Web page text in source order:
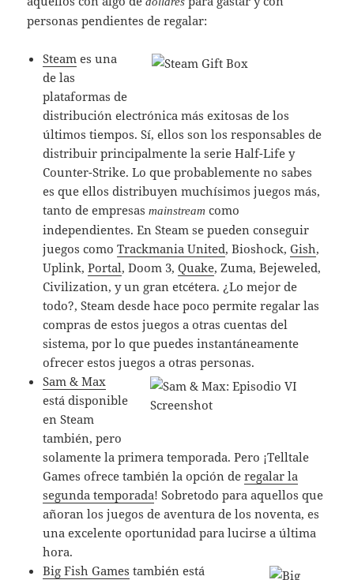
personas pendientes de regalar:
Steam es una
de las
plataformas de
distribución electrónica más exitosas de los
últimos tiempos. Sí, ellos son los responsables de
distribuir principalmente la serie Half-Life y
Counter-Strike. Lo que probablemente no sabes
es que ellos distribuyen muchísimos juegos más,
tanto de empresasmainstream como
independientes. En Steam se pueden conseguir
juegos comoTrackmania United, Bioshock,Gish,
Uplink,Portal, Doom 3,Quake, Zuma, Bejeweled,
Civilization, y un gran etcétera. ¿Lo mejor de
todo?, Steam desde hace poco permite regalar las
compras de estos juegos a otras cuentas del
sistema, por lo que puedes instantáneamente
ofrecer estos juegos a otras personas.
Sam & Max
está disponible
en Steam
también, pero
solamente la primera temporada. Pero ¡Telltale
Games ofrece también la opción deregalar la
segunda temporada! Sobretodo para aquellos que
añoran los juegos de aventura de los noventa, es
una excelente oportunidad para lucirse a última
hora.
Big Fish Games también está